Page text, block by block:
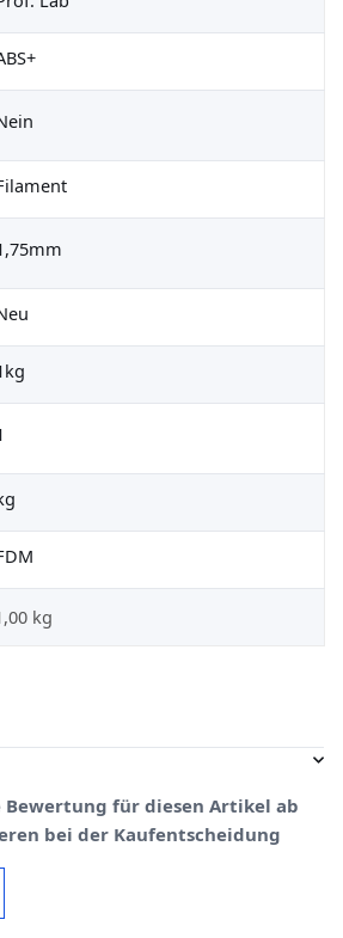
kg
Bewertung für diesen Artikel ab
bei der Kaufentscheidung